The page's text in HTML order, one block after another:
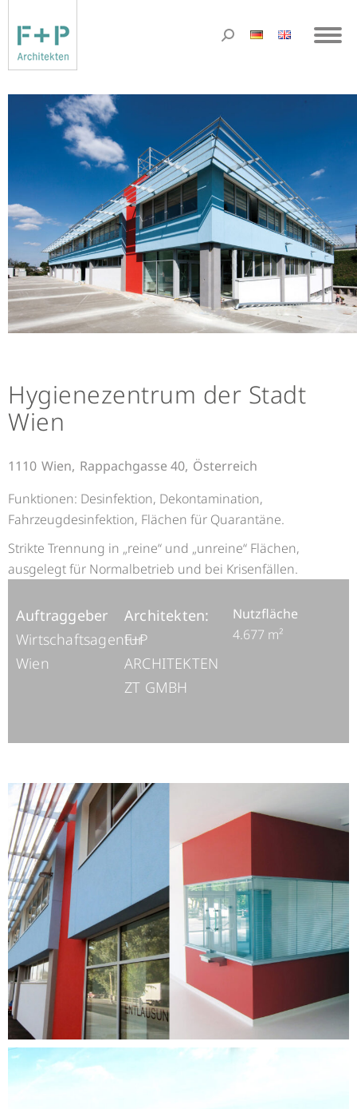
Auftraggeber
Wirtschaftsagentur
Wien
Architekten:
F+P
ARCHITEKTEN
ZT GMBH
Nutzfläche
4.677 m²
Hygienezentrum der Stadt
Wien
1110 Wien, Rappachgasse 40, Österreich
Funktionen: Desinfektion, Dekontamination,
Fahrzeugdesinfektion, Flächen für Quarantäne.
Strikte Trennung in „reine“ und „unreine“ Flächen,
ausgelegt für Normalbetrieb und bei Krisenfällen.